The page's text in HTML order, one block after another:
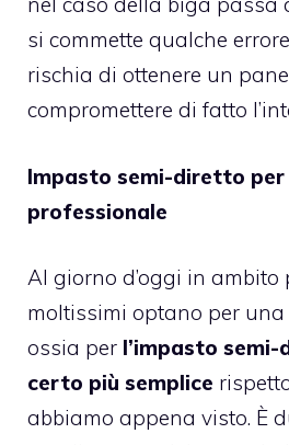
si commette qualche
rischia di ottenere un
compromettere di fatto
Impasto semi-diretto per
professionale
Al giorno d’oggi in ambito
moltissimi optano per una
ossia per l’impasto
certo più semplice
abbiamo appena visto. È